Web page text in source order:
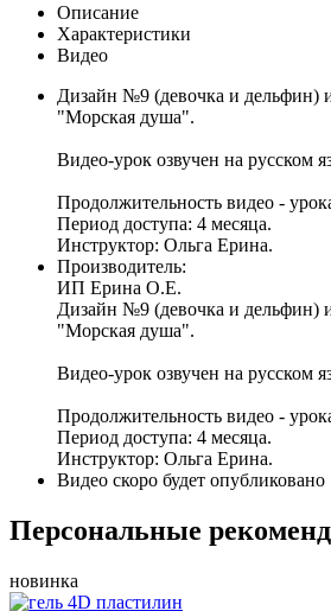
Описание
Характеристики
Видео
Дизайн №9 (девочка и дельфин)
"Морская душа".
Видео-урок озвучен на русском
Продолжительность видео -
Период доступа: 4 месяца.
Инструктор: Ольга Ерина.
Производитель:
ИП Ерина О.Е.
Дизайн №9 (девочка и дельфин)
"Морская душа".
Видео-урок озвучен на русском
Продолжительность видео -
Период доступа: 4 месяца.
Инструктор: Ольга Ерина.
Видео скоро будет опубликовано
Персональные
новинка